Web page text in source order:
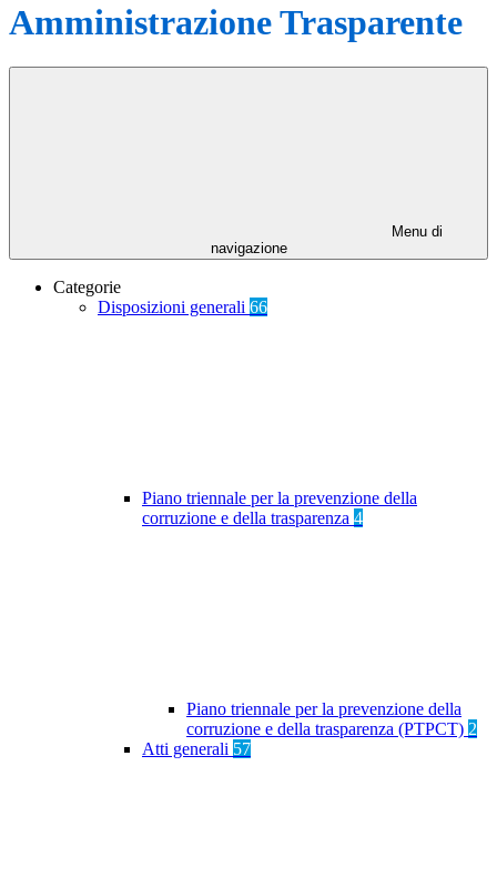
Amministrazione Trasparente
Menu di
navigazione
Categorie
Disposizioni generali 66
Piano triennale per la prevenzione della
corruzione e della trasparenza 4
Piano triennale per la prevenzione della
corruzione e della trasparenza (PTPCT) 2
Atti generali 57